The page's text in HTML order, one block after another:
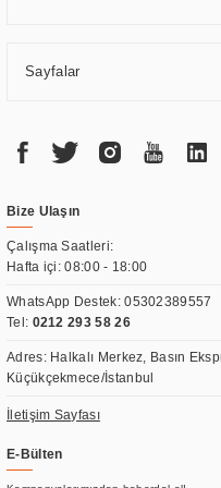
Sayfalar
Bize Ulaşın
Çalışma Saatleri:
Hafta içi: 08:00 - 18:00
WhatsApp Destek:05302389557
Tel: 0212 293 58 26
Adres: Halkalı Merkez, Basın
Küçükçekmece/İstanbul
İletişim Sayfası
E-Bülten